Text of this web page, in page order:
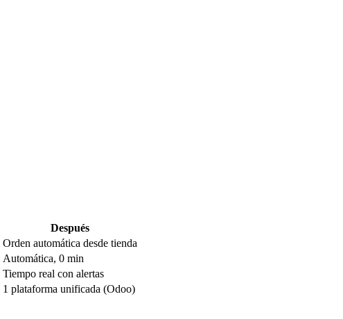
Después
Orden automática desde tienda
Automática, 0 min
Tiempo real con alertas
1 plataforma unificada (Odoo)